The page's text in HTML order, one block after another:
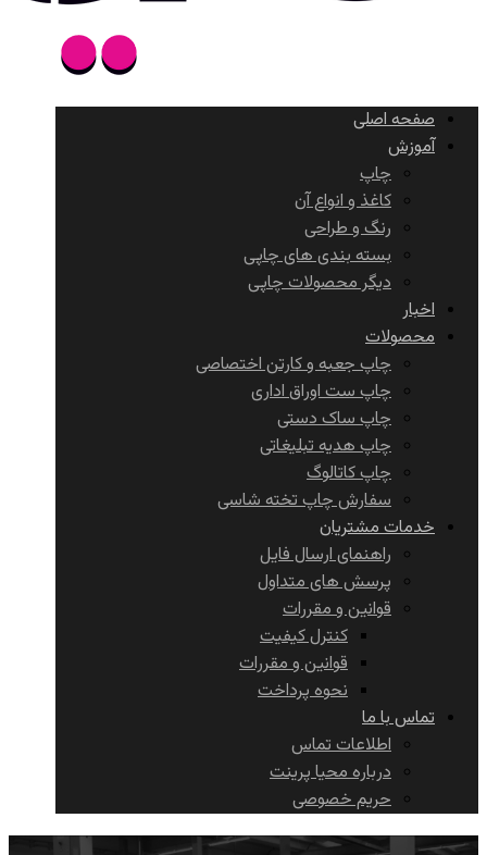
صفحه اصلی
آموزش
چاپ
کاغذ و انواع آن
رنگ و طراحی
بسته بندی های چاپی
دیگر محصولات چاپی
اخبار
محصولات
چاپ جعبه و کارتن اختصاصی
چاپ ست اوراق اداری
چاپ ساک دستی
چاپ هدیه تبلیغاتی
چاپ کاتالوگ
سفارش چاپ تخته شاسی
خدمات مشتریان
راهنمای ارسال فایل
پرسش های متداول
قوانین و مقررات
کنترل کیفیت
قوانین و مقررات
نحوه پرداخت
تماس با ما
اطلاعات تماس
درباره محیا پرینت
حریم خصوصی